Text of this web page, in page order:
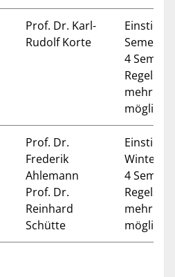
Prof. Dr. Karl-
Rudolf Korte
Einstieg
4
mehr
möglich
Prof. Dr.
Frederik
Ahlemann
Prof. Dr.
Reinhard
Schütte
Einstieg
4
mehr
möglich